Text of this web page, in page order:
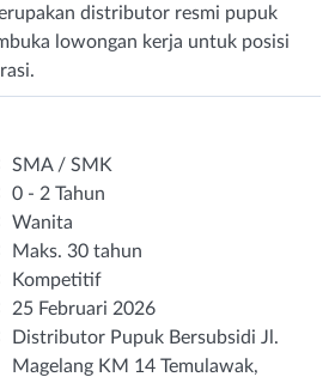
distributor resmi pupuk
lowongan kerja untuk posisi
SMA / SMK
0 - 2 Tahun
Wanita
Maks. 30 tahun
Kompetitif
25 Februari 2026
Distributor Pupuk Bersubsidi Jl.
Magelang KM 14 Temulawak,